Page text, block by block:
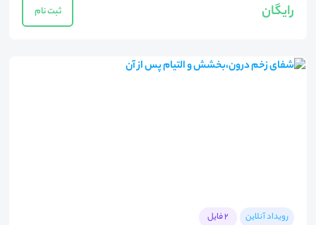
رایگان ثبت نام
رویداد آنلاین 2 فایل